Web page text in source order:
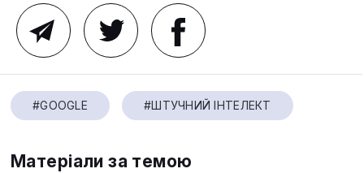
#GOOGLE #ШТУЧНИЙ ІНТЕЛЕКТ
Матеріали за темою